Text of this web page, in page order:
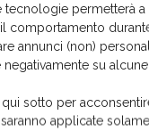
tecnologie permetterà
comportamento
annunci (non)
negativamente su
sotto per
applicate
funzionalità,
nella parte
proiettato